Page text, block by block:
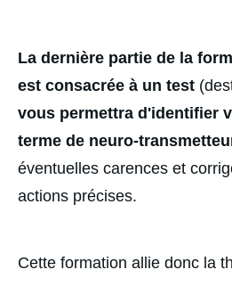
La dernière partie de la
est consacrée à un test
vous permettra d'identifier
terme de neuro-
éventuelles carences et
actions précises.
Cette formation allie donc la